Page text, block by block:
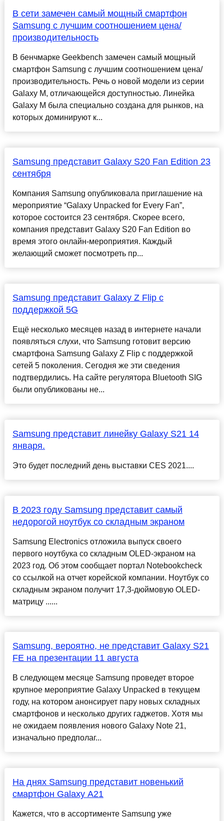
В сети замечен самый мощный смартфон
Samsung с лучшим соотношением цена/
производительность
В бенчмарке Geekbench замечен самый мощный
смартфон Samsung с лучшим соотношением цена/
производительность. Речь о новой модели из серии
Galaxy M, отличающейся доступностью. Линейка
Galaxy M была специально создана для рынков, на
которых доминируют к...
Samsung представит Galaxy S20 Fan Edition 23
сентября
Компания Samsung опубликовала приглашение на
мероприятие “Galaxy Unpacked for Every Fan”,
которое состоится 23 сентября. Скорее всего,
компания представит Galaxy S20 Fan Edition во
время этого онлайн-мероприятия. Каждый
желающий сможет посмотреть пр...
Samsung представит Galaxy Z Flip с
поддержкой 5G
Ещё несколько месяцев назад в интернете начали
появляться слухи, что Samsung готовит версию
смартфона Samsung Galaxy Z Flip с поддержкой
сетей 5 поколения. Сегодня же эти сведения
подтвердились. На сайте регулятора Bluetooth SIG
были опубликованы не...
Samsung представит линейку Galaxy S21 14
января.
Это будет последний день выставки CES 2021....
В 2023 году Samsung представит самый
недорогой ноутбук со складным экраном
Samsung Electronics отложила выпуск своего
первого ноутбука со складным OLED-экраном на
2023 год. Об этом сообщает портал Notebookcheck
со ссылкой на отчет корейской компании. Ноутбук со
складным экраном получит 17,3-дюймовую OLED-
матрицу ......
Samsung, вероятно, не представит Galaxy S21
FE на презентации 11 августа
В следующем месяце Samsung проведет второе
крупное мероприятие Galaxy Unpacked в текущем
году, на котором анонсирует пару новых складных
смартфонов и несколько других гаджетов. Хотя мы
не ожидаем появления нового Galaxy Note 21,
изначально предполаг...
На днях Samsung представит новенький
смартфон Galaxy A21
Кажется, что в ассортименте Samsung уже